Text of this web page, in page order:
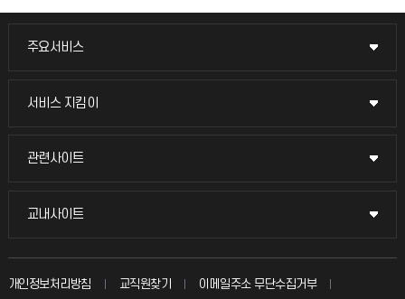
주요서비스
주요서비스
교무회의방송
입학안내
서비스 지킴이
서비스 지킴이
묻고 답하기
칭찬마당
관련사이트
관련사이트
국방헬프콜
교내사이트
교내사이트
교수회
개인정보처리방침 교직원찾기
이메일주소 무단수집거부